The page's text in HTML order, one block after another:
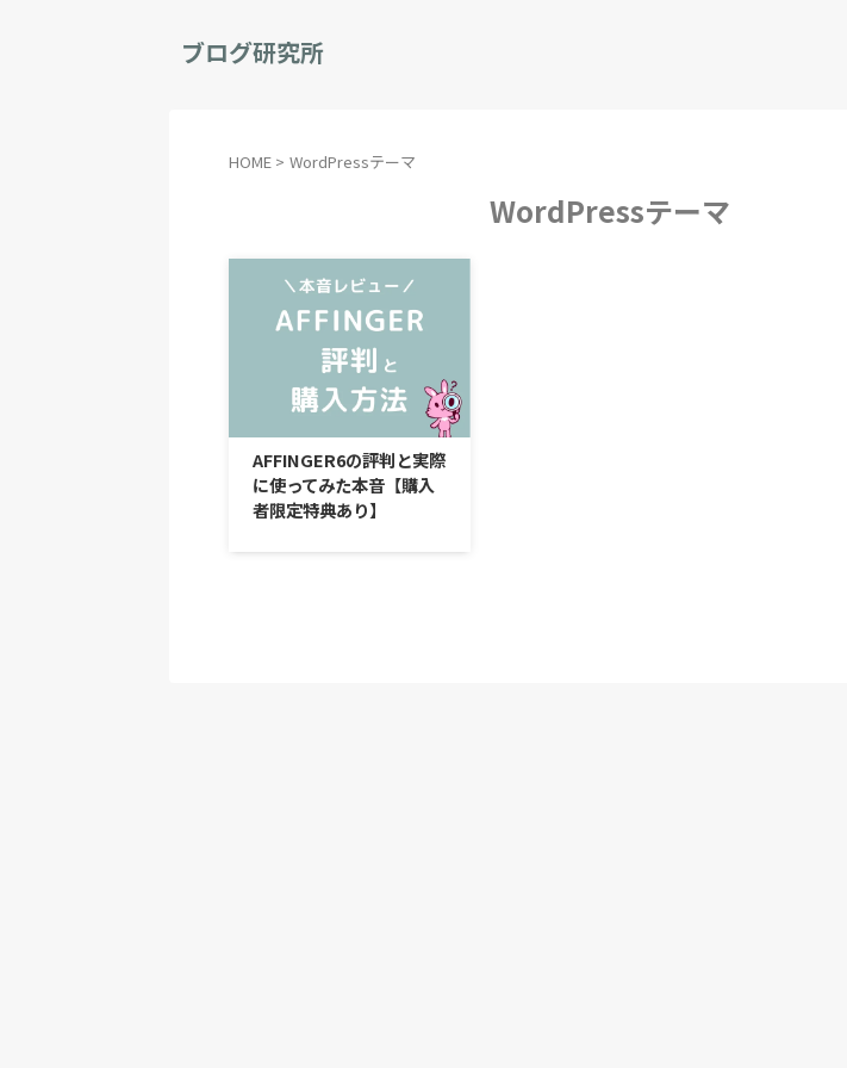
ブログ研究所
HOME > WordPressテーマ
WordPressテーマ
AFFINGER6の評判と実際
に使ってみた本音【購入
者限定特典あり】